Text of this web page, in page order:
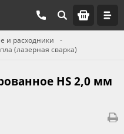
и расходники
(лазерная сварка)
HS 2,0 мм